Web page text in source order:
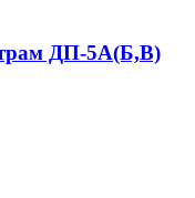
ДП-5А(Б,В)